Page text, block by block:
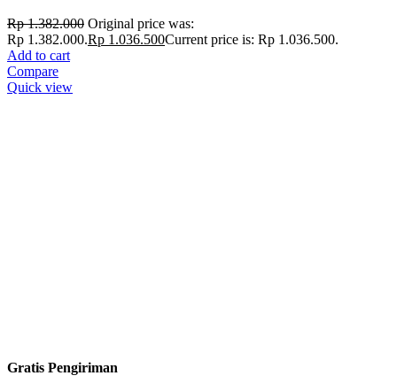
Rp1.382.000 Original price was:
Rp 1.382.000.Rp 1.036.500Current price is: Rp 1.036.500.
Add to cart
Compare
Quick view
Gratis Pengiriman